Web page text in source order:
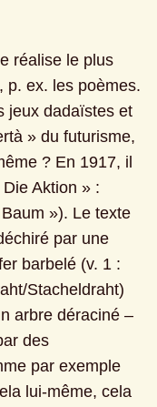
réalise le plus
p. ex. les poèmes.
jeux dadaïstes et
» du futurisme,
? En 1917, il
Aktion » :
»). Le texte
par une
barbelé (v. 1 :
Stacheldraht)
arbre déraciné ‒
des
par exemple
lui-même, cela